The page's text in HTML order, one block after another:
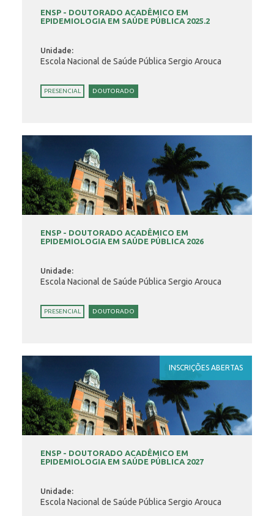
ENSP - DOUTORADO ACADÊMICO EM
EPIDEMIOLOGIA EM SAÚDE PÚBLICA 2025.2
Unidade:
Escola Nacional de Saúde Pública Sergio Arouca
PRESENCIAL DOUTORADO
ENSP - DOUTORADO ACADÊMICO EM
EPIDEMIOLOGIA EM SAÚDE PÚBLICA 2026
Unidade:
Escola Nacional de Saúde Pública Sergio Arouca
PRESENCIAL DOUTORADO
INSCRIÇÕES ABERTAS
ENSP - DOUTORADO ACADÊMICO EM
EPIDEMIOLOGIA EM SAÚDE PÚBLICA 2027
Unidade:
Escola Nacional de Saúde Pública Sergio Arouca